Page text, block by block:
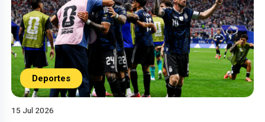
Deportes
15 Jul 2026